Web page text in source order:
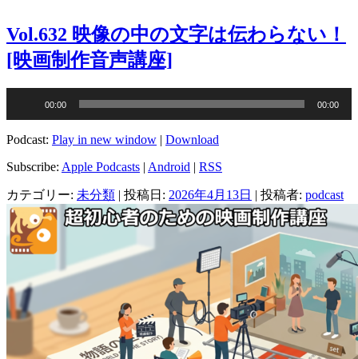
Vol.632 映像の中の文字は伝わらない！
[映画制作音声講座]
レ
ー
ー
00:00 00:00
Podcast: Play in new window
Download
Subscribe: Apple Podcasts Android RSS
カテゴリー: 未分類 | 投稿日: 2026年4月13日 投稿者: podcast